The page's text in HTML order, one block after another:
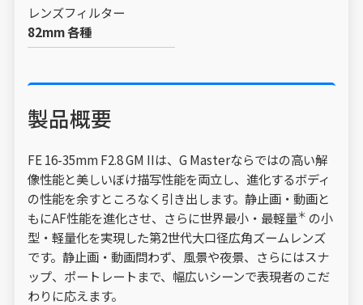
レンズフィルター
82mm 各種
製品概要
FE 16-35mm F2.8 GM IIは、G Masterならではの高い解
像性能と美しいぼけ描写性能を両立し、進化するボディ
の性能を余すところなく引き出します。静止画・動画と
もにAF性能を進化させ、さらに世界最小・最軽量＊ の小
型・軽量化を実現した第2世代大口径広角ズームレンズ
です。静止画・動画問わず、風景や夜景、さらにはスナ
ップ、ポートレートまで、幅広いシーンで表現者のこだ
わりに応えます。